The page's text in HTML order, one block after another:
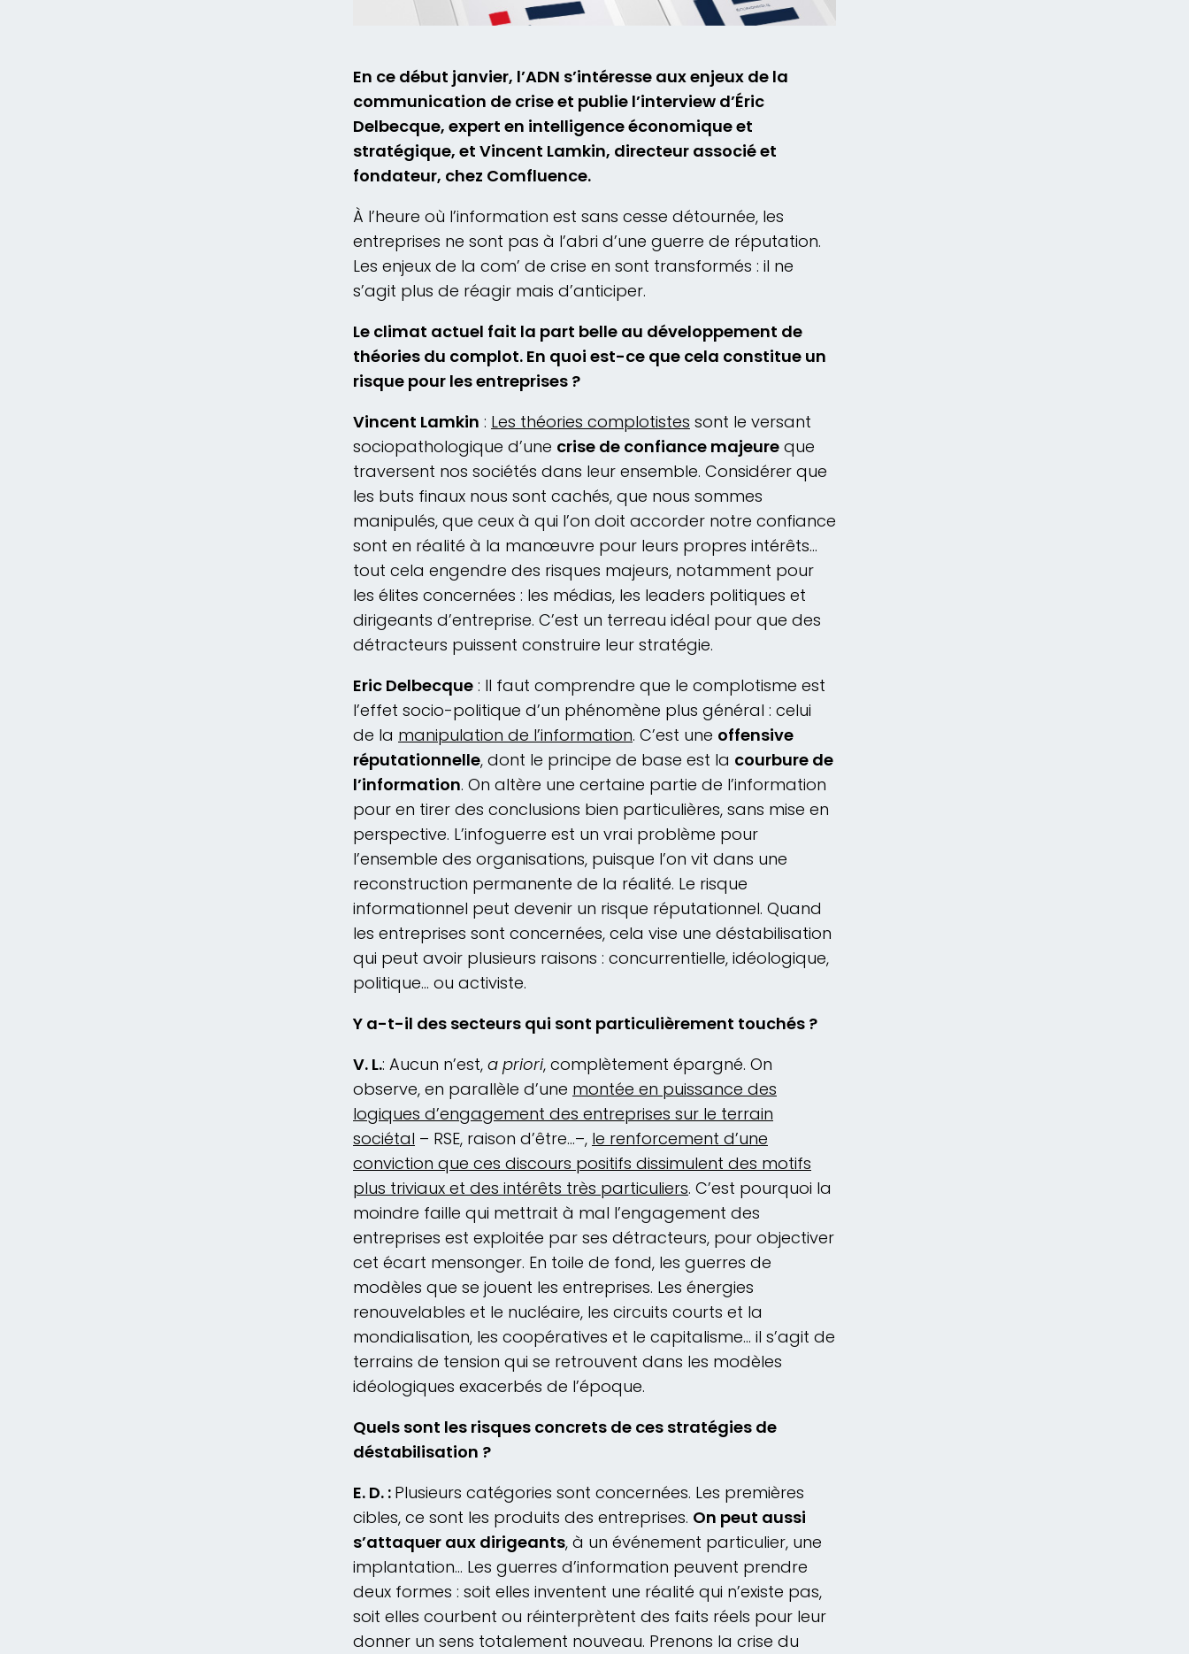
En ce début janvier, l’ADN s’intéresse aux enjeux de la
communication de crise et publie l’interview d’Éric
Delbecque, expert en intelligence économique et
stratégique, et Vincent Lamkin, directeur associé et
fondateur, chez Comfluence.
À l’heure où l’information est sans cesse détournée, les
entreprises ne sont pas à l’abri d’une guerre de réputation.
Les enjeux de la com’ de crise en sont transformés : il ne
s’agit plus de réagir mais d’anticiper.
Le climat actuel fait la part belle au développement de
théories du complot. En quoi est-ce que cela constitue un
risque pour les entreprises ?
Vincent Lamkin : Les théories complotistes sont le versant
sociopathologique d’une crise de confiance majeure que
traversent nos sociétés dans leur ensemble. Considérer que
les buts finaux nous sont cachés, que nous sommes
manipulés, que ceux à qui l’on doit accorder notre confiance
sont en réalité à la manœuvre pour leurs propres intérêts…
tout cela engendre des risques majeurs, notamment pour
les élites concernées : les médias, les leaders politiques et
dirigeants d’entreprise. C’est un terreau idéal pour que des
détracteurs puissent construire leur stratégie.
Eric Delbecque : Il faut comprendre que le complotisme est
l’effet socio-politique d’un phénomène plus général : celui
de la manipulation de l’information. C’est une offensive
réputationnelle, dont le principe de base est la courbure de
l’information. On altère une certaine partie de l’information
pour en tirer des conclusions bien particulières, sans mise en
perspective. L’infoguerre est un vrai problème pour
l’ensemble des organisations, puisque l’on vit dans une
reconstruction permanente de la réalité. Le risque
informationnel peut devenir un risque réputationnel. Quand
les entreprises sont concernées, cela vise une déstabilisation
qui peut avoir plusieurs raisons : concurrentielle, idéologique,
politique… ou activiste.
Y a-t-il des secteurs qui sont particulièrement touchés ?
V. L.: Aucun n’est, a priori, complètement épargné. On
observe, en parallèle d’une montée en puissance des
logiques d’engagement des entreprises sur le terrain
sociétal – RSE, raison d’être…–, le renforcement d’une
conviction que ces discours positifs dissimulent des motifs
plus triviaux et des intérêts très particuliers. C’est pourquoi la
moindre faille qui mettrait à mal l’engagement des
entreprises est exploitée par ses détracteurs, pour objectiver
cet écart mensonger. En toile de fond, les guerres de
modèles que se jouent les entreprises. Les énergies
renouvelables et le nucléaire, les circuits courts et la
mondialisation, les coopératives et le capitalisme… il s’agit de
terrains de tension qui se retrouvent dans les modèles
idéologiques exacerbés de l’époque.
Quels sont les risques concrets de ces stratégies de
déstabilisation ?
E. D. : Plusieurs catégories sont concernées. Les premières
cibles, ce sont les produits des entreprises. On peut aussi
s’attaquer aux dirigeants, à un événement particulier, une
implantation… Les guerres d’information peuvent prendre
deux formes : soit elles inventent une réalité qui n’existe pas,
soit elles courbent ou réinterprètent des faits réels pour leur
donner un sens totalement nouveau. Prenons la crise du